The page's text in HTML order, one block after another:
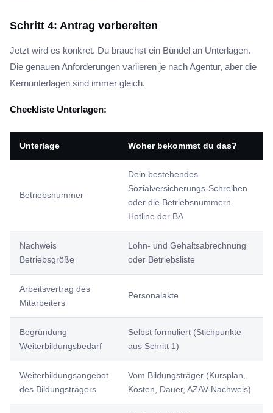
Schritt 4: Antrag vorbereiten
Jetzt wird es konkret. Du brauchst ein Bündel an Unterlagen.
Die genauen Anforderungen variieren je nach Agentur, aber die
Kernunterlagen sind immer gleich.
Checkliste Unterlagen:
Unterlage Woher bekommst du das?
Betriebsnummer
Dein bestehendes
Sozialversicherungs-Schreiben
oder die Betriebsnummern-
Hotline der BA
Nachweis
Betriebsgröße
Lohn- und Gehaltsabrechnung
oder Betriebsliste
Arbeitsvertrag des
Mitarbeiters
Personalakte
Begründung
Weiterbildungsbedarf
Selbst formuliert (Stichpunkte
aus Schritt 1)
Weiterbildungsangebot
des Bildungsträgers
Vom Bildungsträger (Kursplan,
Kosten, Dauer, AZAV-Nachweis)